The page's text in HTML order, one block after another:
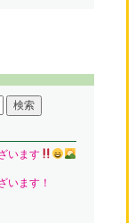
います
います！